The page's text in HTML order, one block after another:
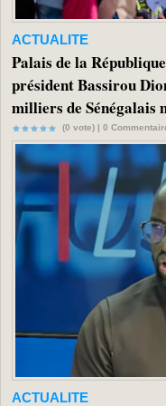
ACTUALITE
Palais de la
président Bassirou
milliers de Sénégalais
(0 vote) | 0
ACTUALITE